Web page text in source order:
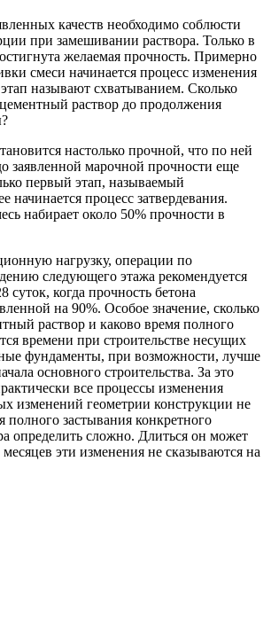
качеств необходимо соблюсти
при замешивании раствора. Только в
желаемая прочность. Примерно
смеси начинается процесс изменения
называют схватыванием. Сколько
раствор до продолжения
настолько прочной, что по ней
заявленной марочной прочности еще
первый этап, называемый
начинается процесс затвердевания.
набирает около 50% прочности в
нагрузку, операции по
следующего этажа рекомендуется
суток, когда прочность бетона
на 90%. Особое значение, сколько
раствор и каково время полного
времени при строительстве несущих
фундаменты, при возможности, лучше
основного строительства. За это
все процессы изменения
изменений геометрии конструкции не
полного застывания конкретного
определить сложно. Длиться он может
эти изменения не сказываются на